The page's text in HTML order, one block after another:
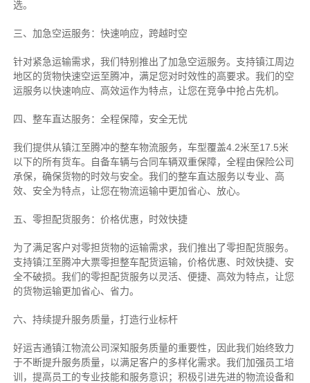
选。
三、加急空运服务：快速响应，跨越时空
针对紧急运输需求，我们特别推出了加急空运服务。支持镇江周边
地区的货物快速空运至腾冲，满足您对时效性的高要求。我们的空
运服务以快速响应、高效运作为特点，让您在竞争中抢占先机。
四、整车直达服务：全程保障，安全无忧
我们提供从镇江至腾冲的整车物流服务，车型覆盖4.2米至17.5米
以下的所有货车。自备车辆与合同车辆双重保障，全程由保险公司
承保，确保货物的时效与安全。我们的整车直达服务以专业、高
效、安全为特点，让您在物流运输中更加省心、放心。
五、零担配货服务：价格优惠，时效快捷
为了满足客户对零担货物的运输需求，我们推出了零担配货服务。
支持镇江至腾冲大票零担整车配货运输，价格优惠、时效快捷、安
全不破损。我们的零担配货服务以灵活、便捷、高效为特点，让您
的货物运输更加省心、省力。
六、持续提升服务质量，打造行业标杆
好运吉通镇江物流公司深知服务质量的重要性，因此我们始终致力
于不断提升服务质量，以满足客户的多样化需求。我们加强员工培
训，提高员工的专业技能和服务意识；积极引进先进的物流设备和